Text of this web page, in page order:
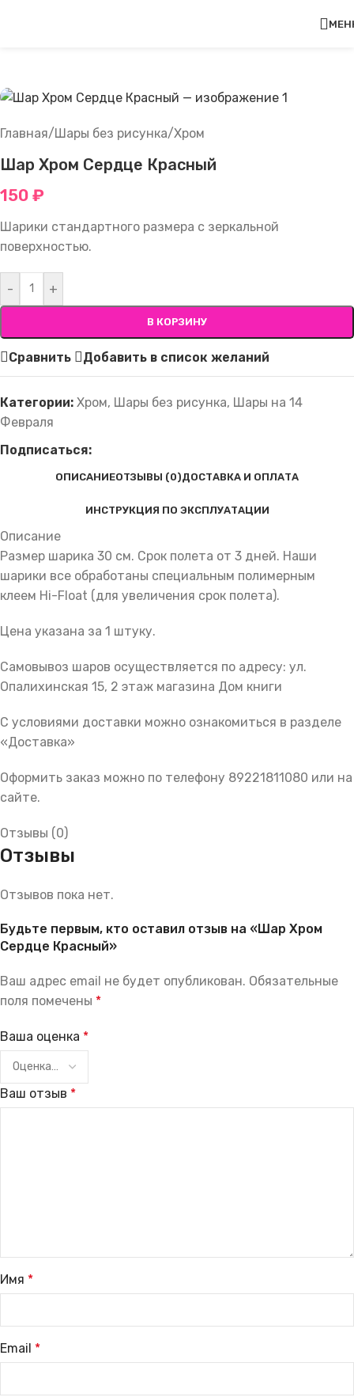
Главная/Шары без рисунка/Хром
Шар Хром Сердце Красный
150 ₽
Шарики стандартного размера с зеркальной
поверхностью.
- +
В КОРЗИНУ
Сравнить Добавить в список желаний
Категории: Хром, Шары без рисунка, Шары на 14
Февраля
Подписаться:
ОПИСАНИЕОТЗЫВЫ (0)ДОСТАВКА И ОПЛАТА
ИНСТРУКЦИЯ ПО ЭКСПЛУАТАЦИИ
Описание
Размер шарика 30 см. Срок полета от 3 дней. Наши
шарики все обработаны специальным полимерным
клеем Hi-Float (для увеличения срок полета).
Цена указана за 1 штуку.
Самовывоз шаров осуществляется по адресу: ул.
Опалихинская 15, 2 этаж магазина Дом книги
С условиями доставки можно ознакомиться в разделе
«Доставка»
Оформить заказ можно по телефону 89221811080 или на
сайте.
Отзывы (0)
Отзывы
Отзывов пока нет.
Будьте первым, кто оставил отзыв на «Шар Хром
Сердце Красный»
Ваш адрес email не будет опубликован. Обязательные
поля помечены *
Ваша оценка *
Ваш отзыв *
Имя *
Email *